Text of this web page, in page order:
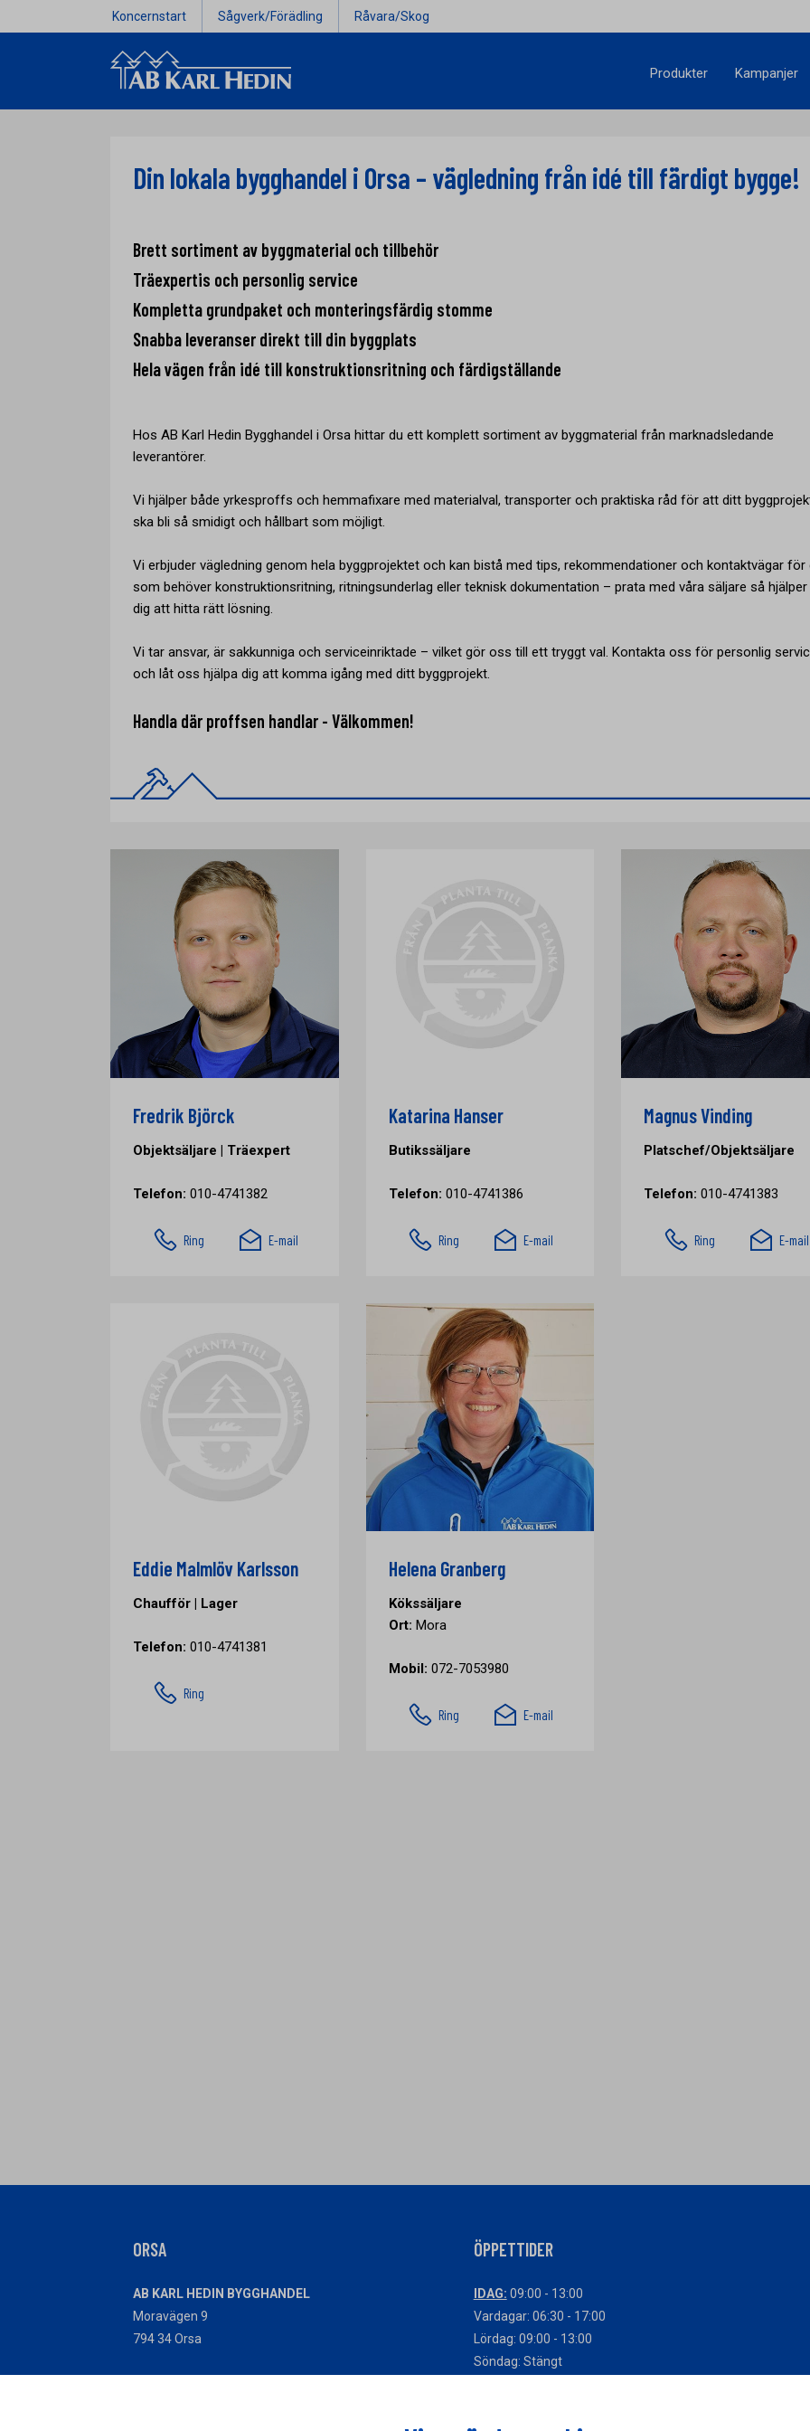
Koncernstart Sågverk/Förädling Råvara/Skog
Produkter Kampanjer
Din lokala bygghandel i Orsa – vägledning från idé till färdigt bygge!
Brett sortiment av byggmaterial och tillbehör
Träexpertis och personlig service
Kompletta grundpaket och monteringsfärdig stomme
Snabba leveranser direkt till din byggplats
Hela vägen från idé till konstruktionsritning och färdigställande
Hos AB Karl Hedin Bygghandel i Orsa hittar du ett komplett sortiment av byggmaterial från marknadsledande
leverantörer.
Vi hjälper både yrkesproffs och hemmafixare med materialval, transporter och praktiska råd för att ditt
ska bli så smidigt och hållbart som möjligt.
Vi erbjuder vägledning genom hela byggprojektet och kan bistå med tips, rekommendationer och kontaktvägar för
som behöver konstruktionsritning, ritningsunderlag eller teknisk dokumentation – prata med våra säljare så hjälper
dig att hitta rätt lösning.
Vi tar ansvar, är sakkunniga och serviceinriktade – vilket gör oss till ett tryggt val. Kontakta oss för personlig
och låt oss hjälpa dig att komma igång med ditt byggprojekt.
Handla där proffsen handlar - Välkommen!
Fredrik Björck
Objektsäljare | Träexpert
Telefon: 010-4741382
Ring E-mail
Katarina Hanser
Butikssäljare
Telefon: 010-4741386
Ring E-mail
Magnus Vinding
Platschef/Objektsäljare
Telefon: 010-4741383
Ring E-mail
Eddie Malmlöv Karlsson
Chaufför | Lager
Telefon: 010-4741381
Ring
Helena Granberg
Kökssäljare
Ort: Mora
Mobil: 072-7053980
Ring E-mail
ORSA
AB KARL HEDIN BYGGHANDEL
Moravägen 9
794 34 Orsa
ÖPPETTIDER
IDAG: 09:00 - 13:00
Vardagar: 06:30 - 17:00
Lördag: 09:00 - 13:00
Söndag: Stängt